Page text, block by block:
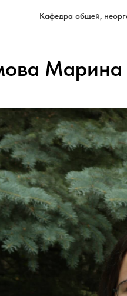
Кафедра общей,
Марина